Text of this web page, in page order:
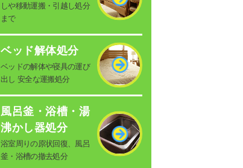
しや移動運搬・引越し処分
まで
ベッド解体処分
ベッドの解体や寝具の運び
出し 安全な運搬処分
風呂釜・浴槽・湯
沸かし器処分
浴室周りの原状回復、風呂
釜・浴槽の撤去処分